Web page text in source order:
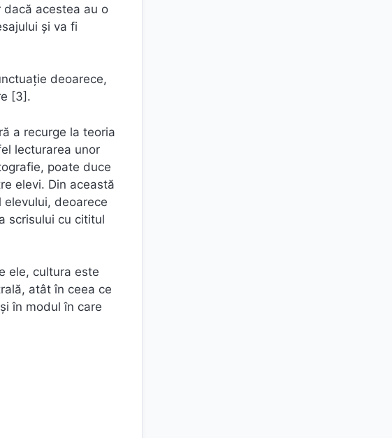
acestea au o
și va fi
deoarece,
[3].
a recurge la teoria
lecturarea unor
poate duce
elevi. Din această
deoarece
scrisului cu cititul
ele, cultura este
atât în ceea ce
în modul în care